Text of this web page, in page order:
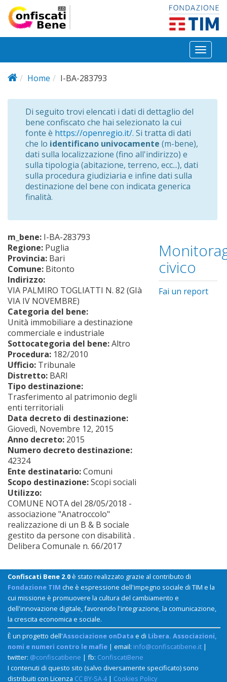
Salta al contenuto principale
Toggle
Home
I-BA-283793
Di seguito trovi elencati i dati di dettaglio del
bene confiscato che hai selezionato la cui
fonte è https://openregio.it/. Si tratta di dati
che lo identificano univocamente (m-bene),
dati sulla localizzazione (fino all'indirizzo) e
sulla tipologia (abitazione, terreno, ecc...), dati
sulla procedura giudiziaria e infine dati sulla
destinazione del bene con indicata generica
finalità.
m_bene: I-BA-283793
Regione: Puglia
Provincia: Bari
Comune: Bitonto
Indirizzo:
VIA PALMIRO TOGLIATTI N. 82 (GIà
VIA IV NOVEMBRE)
Categoria del bene:
Unità immobiliare a destinazione
commerciale e industriale
Sottocategoria del bene:Altro
Procedura: 182/2010
Ufficio: Tribunale
Distretto: BARI
Tipo destinazione:
Trasferimento al patrimonio degli
enti territoriali
Data decreto di destinazione:
Giovedì, Novembre 12, 2015
Anno decreto: 2015
Numero decreto destinazione:
42324
Ente destinatario:Comuni
Scopo destinazione:Scopi sociali
Utilizzo:
COMUNE NOTA del 28/05/2018 -
associazione "Anatroccolo"
realizzazione di un B & B sociale
gestito da persone con disabilità .
Delibera Comunale n. 66/2017
civico
Fai un report
Confiscati Bene 2.0è stato realizzato grazie al contributo di
Fondazione TIM che è espressione dell'impegno sociale di TIM e la
cui missione è promuovere la cultura del cambiamento e
dell'innovazione digitale, favorendo l'integrazione, la comunicazione,
la crescita economica e sociale.
È un progetto dell'Associazione onData e di Libera. Associazioni,
nomi e numeri contro le mafie | email: info@confiscatibene.it |
twitter: @confiscatibene | fb: ConfiscatiBene
I contenuti di questo sito (salvo diversamente specificato) sono
distribuiti con Licenza CC BY-SA 4| Cookies Policy